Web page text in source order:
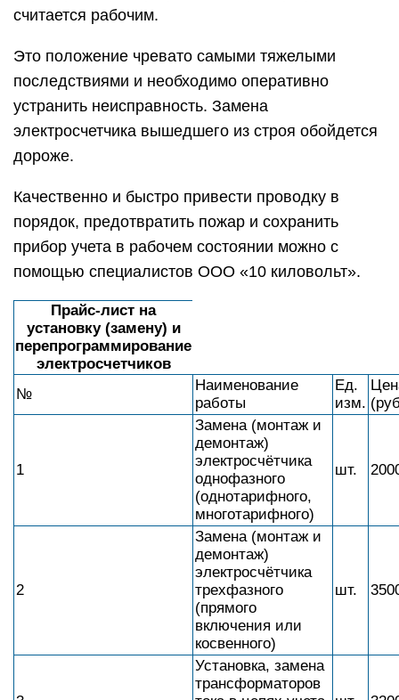
считается рабочим.
Это положение чревато самыми тяжелыми
последствиями и необходимо оперативно
устранить неисправность. Замена
электросчетчика вышедшего из строя обойдется
дороже.
Качественно и быстро привести проводку в
порядок, предотвратить пожар и сохранить
прибор учета в рабочем состоянии можно с
помощью специалистов ООО «10 киловольт».
Прайс-лист на
установку (замену) и
перепрограммирование
электросчетчиков
№
Наименование
работы
Ед.
изм.
1
Замена (монтаж и
демонтаж)
электросчётчика
однофазного
(однотарифного,
многотарифного)
шт.
2
Замена (монтаж и
демонтаж)
электросчётчика
трехфазного
(прямого
включения или
косвенного)
шт.
Установка, замена
трансформаторов